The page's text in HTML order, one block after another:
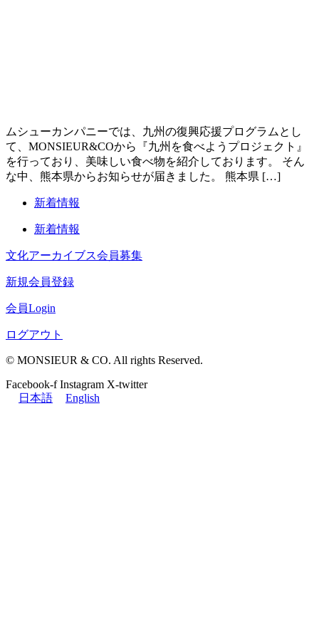
ムシューカンパニーでは、九州の復興応援プログラムとし
て、MONSIEUR&COから『九州を食べようプロジェクト』
を行っており、美味しい食べ物を紹介しております。 そん
な中、熊本県からお知らせが届きました。 熊本県 […]
新着情報
新着情報
文化アーカイブス会員募集
新規会員登録
会員Login
ログアウト
© MONSIEUR & CO. All rights Reserved.
Facebook-f Instagram X-twitter
日本語
English